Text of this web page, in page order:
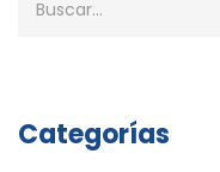
Categorías